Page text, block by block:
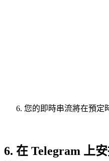
您的即時串流將在預定
6. 在 Telegram 上